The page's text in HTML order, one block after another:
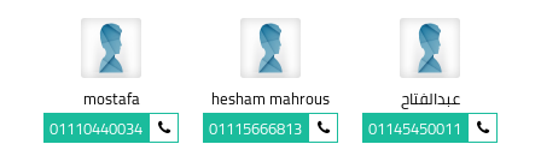
عبدالفتاح
01145450011
hesham mahrous
01115666813
mostafa
01110440034